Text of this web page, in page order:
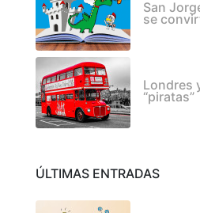
San
se
Londres
“piratas”
ÚLTIMAS ENTRADAS